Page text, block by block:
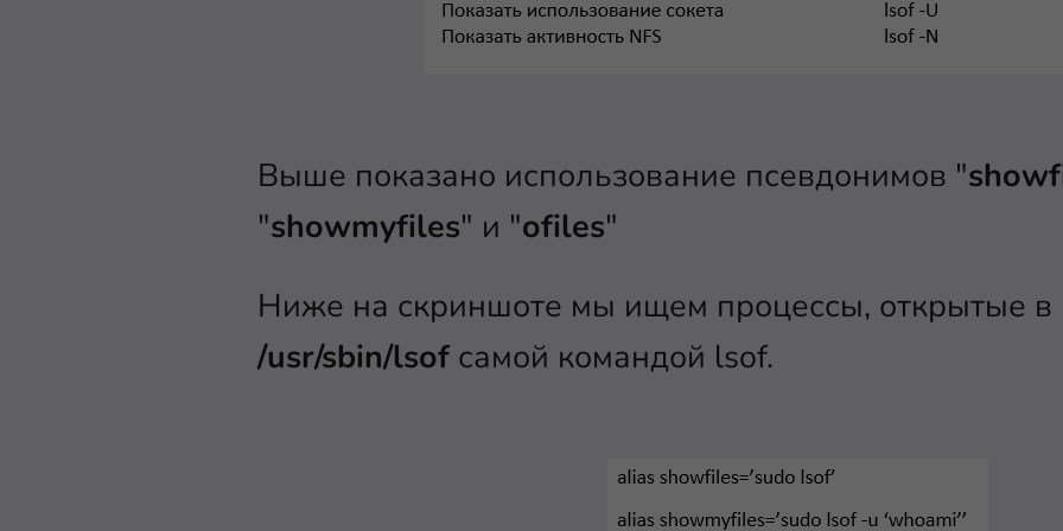
Выше показано использование псевдонимов "
"showmyfiles" и "ofiles"
Ниже на скриншоте мы ищем процессы, открытые в
/usr/sbin/lsof самой командой lsof.